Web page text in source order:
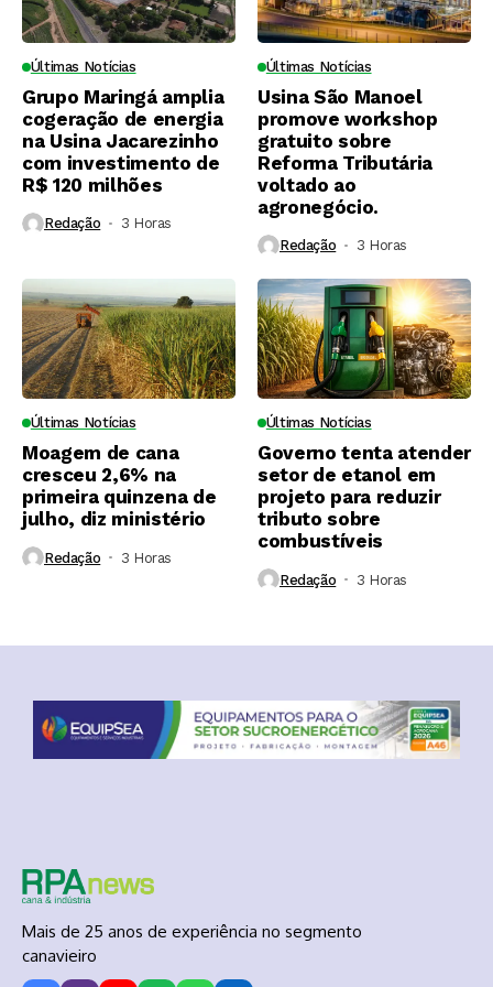
Últimas Notícias
Grupo Maringá amplia
cogeração de energia
na Usina Jacarezinho
com investimento de
R$ 120 milhões
Redação 3 Horas ⁮
Últimas Notícias
Usina São Manoel
promove workshop
gratuito sobre
Reforma Tributária
voltado ao
agronegócio.
Redação 3 Horas ⁮
Últimas Notícias
Moagem de cana
cresceu 2,6% na
primeira quinzena de
julho, diz ministério
Redação 3 Horas ⁮
Últimas Notícias
Governo tenta atender
setor de etanol em
projeto para reduzir
tributo sobre
combustíveis
Redação 3 Horas ⁮
Mais de 25 anos de experiência no segmento
canavieiro